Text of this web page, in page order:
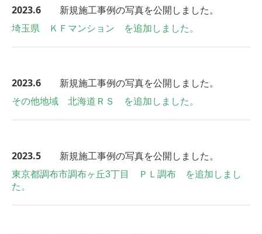
2023.6 新規施工事例の写真を公開しました。
埼玉県 ＫＦマンション を追加しました。
2023.6 新規施工事例の写真を公開しました。
その他地域 北海道ＲＳ を追加しました。
2023.5 新規施工事例の写真を公開しました。
東京都調布市調布ヶ丘3丁目 ＰＬ調布 を追加しまし
た。